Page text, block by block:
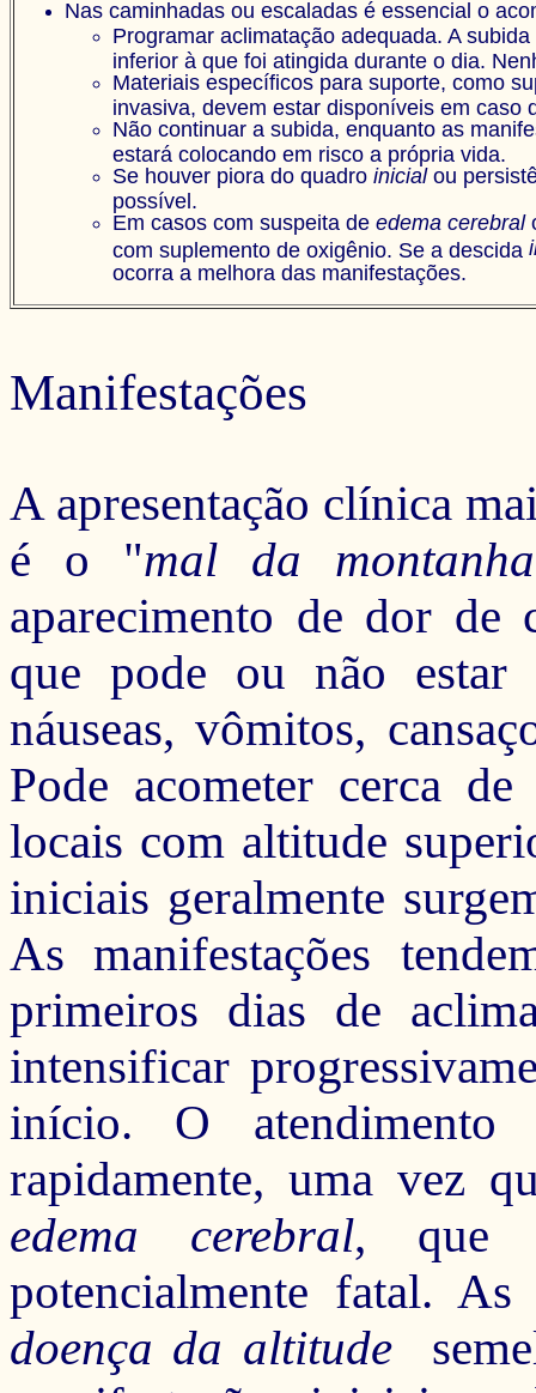
Nas caminhadas ou escaladas é essencial o
Programar aclimatação adequada. A
inferior à que foi atingida durante o dia.
Materiais específicos para suporte, como
invasiva, devem estar disponíveis em caso
Não continuar a subida, enquanto as
estará colocando em risco a própria vida.
Se houver piora do quadro inicialou
possível.
Em casos com suspeita de edema cerebral
com suplemento de oxigênio. Se a descida
ocorra a melhora das manifestações.
Manifestações
A apresentação clínica
é o "mal da montanha
aparecimento de dor de
que pode ou não estar
náuseas, vômitos,
Pode acometer cerca
locais com altitude
iniciais geralmente
As manifestações
primeiros dias de
intensificar
início. O atendimento
rapidamente, uma vez
edema cerebral, que
potencialmente fatal.
doença da altitude